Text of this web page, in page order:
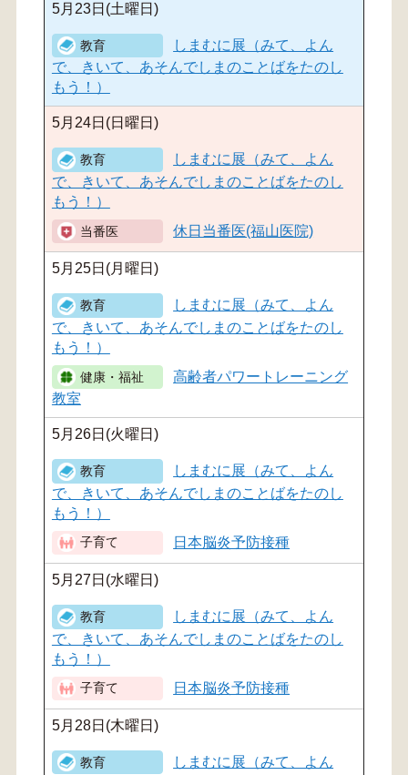
5月23日(土曜日)
しまむに展（みて、よん
で、きいて、あそんでしまのことばをたのし
もう！）
5月24日(日曜日)
しまむに展（みて、よん
で、きいて、あそんでしまのことばをたのし
もう！）
休日当番医(福山医院)
5月25日(月曜日)
しまむに展（みて、よん
で、きいて、あそんでしまのことばをたのし
もう！）
高齢者パワートレーニング
教室
5月26日(火曜日)
しまむに展（みて、よん
で、きいて、あそんでしまのことばをたのし
もう！）
日本脳炎予防接種
5月27日(水曜日)
しまむに展（みて、よん
で、きいて、あそんでしまのことばをたのし
もう！）
日本脳炎予防接種
5月28日(木曜日)
しまむに展（みて、よん